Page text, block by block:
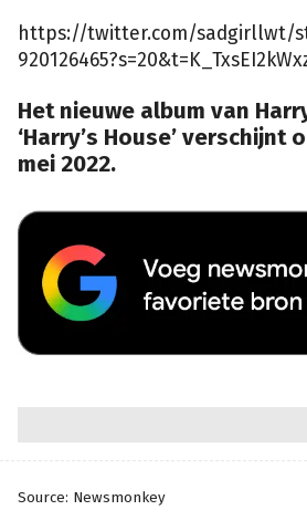
https://twitter.com/sadgirllwt/
Het nieuwe album van
‘Harry’s House’ verschijnt
mei 2022.
Source: Newsmonkey